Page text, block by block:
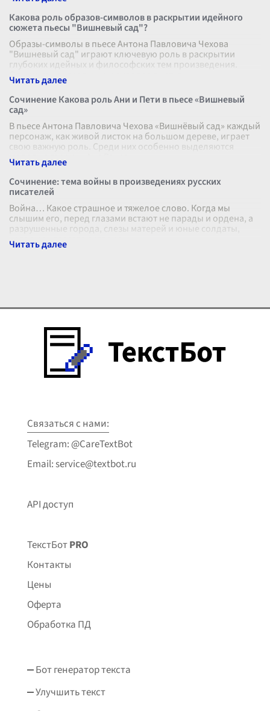
Какова роль образов-символов в раскрытии идейного
сюжета пьесы "Вишневый сад"?
Образы-символы в пьесе Антона Павловича Чехова
"Вишневый сад" играют ключевую роль в раскрытии
глубоких идейных и философских тем произведения.
Одним из центральных символов выступ
Сочинение Какова роль Ани и Пети в пьесе «Вишневый
сад»
В пьесе Антона Павловича Чехова «Вишнёвый сад» каждый
персонаж, как живой листок на большом дереве, играет
свою важную роль. Среди них особенно выделяются
молодые герои — Аня Ранев
Сочинение: тема войны в произведениях русских
писателей
Война… Какое страшное и тяжелое слово. Когда мы
слышим его, перед глазами встают не парады и ордена, а
разрушенные города, слезы матерей и юные солдаты,
которые навсегда остались н
Связаться с нами:
Telegram: @CareTextBot
Email: service@textbot.ru
API доступ
ТекстБотPRO
Контакты
Цены
Оферта
Обработка ПД
Бот генератор текста
Улучшить текст